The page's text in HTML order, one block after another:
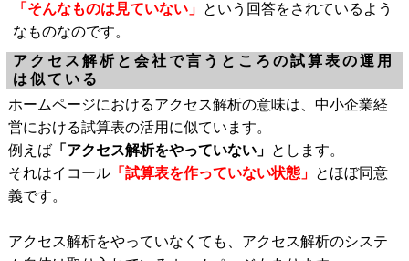
「そんなものは見ていない」 という回答をされているよう
なものなのです。
アクセス解析と会社で言うところの試算表の運用
は似ている
ホームページにおけるアクセス解析の意味は、中小企業経
営における試算表の活用に似ています。
例えば「アクセス解析をやっていない」 とします。
それはイコール「試算表を作っていない状態」 とほぼ同意
義です。
アクセス解析をやっていなくても、アクセス解析のシステ